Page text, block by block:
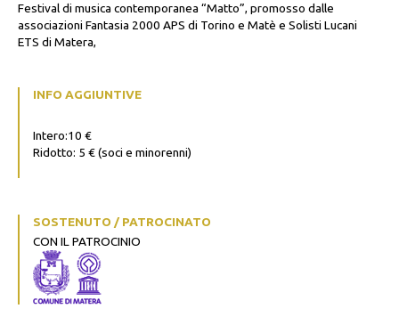
Festival di musica contemporanea“Matto”, promosso dalle
associazioni Fantasia 2000 APS di Torino e Matè e Solisti Lucani
ETS di Matera,
INFO AGGIUNTIVE
Intero:10 €
Ridotto: 5 € (soci e minorenni)
SOSTENUTO / PATROCINATO
CON IL PATROCINIO